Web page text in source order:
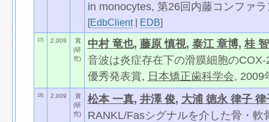
in monocytes, 第26回内藤コンファ
[EdbClient| EDB]
17) 2,009
賞
(研
究)
中村 竜也, 藤原 慎視, 泰江 章博, 桂
音波は炎症存在下の滑膜細胞の
優秀発表賞, 日本矯正歯科学会, 2009
18) 2,009
賞
(研
究)
松本 一真, 井澤 俊, 大浦 徳永 律子 律
RANKL/Fasシグナルを介した骨・